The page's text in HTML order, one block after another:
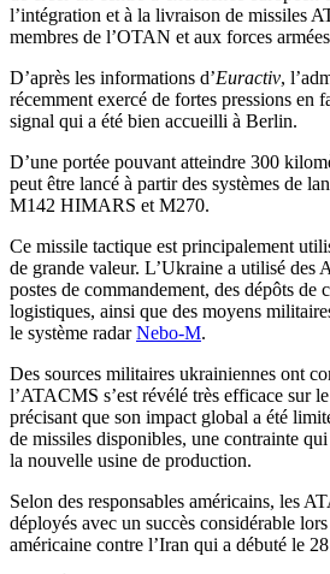
l’intégration et à la livraison de missiles
membres de l’OTAN et aux forces
D’après les informations d’Euractiv,
récemment exercé de fortes pressions en
signal qui a été bien accueilli à Berlin.
D’une portée pouvant atteindre 300
peut être lancé à partir des systèmes de
M142 HIMARS et M270.
Ce missile tactique est principalement
de grande valeur. L’Ukraine a utilisé des
postes de commandement, des dépôts de
logistiques, ainsi que des moyens
le système radarNebo-M.
Des sources militaires ukrainiennes ont
l’ATACMS s’est révélé très efficace sur
précisant que son impact global a été
de missiles disponibles, une contrainte
la nouvelle usine de production.
Selon des responsables américains, les
déployés avec un succès considérable
américaine contre l’Iran qui a débuté le